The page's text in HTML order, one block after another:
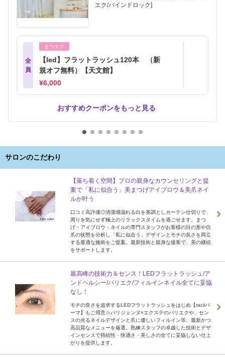
エク/バインドロック]
全
員
まつエク
【led】フラットラッシュ120本 （新
規オフ無料）【天文館】
¥6,000
おすすめクーポンをもっと見る
サロンのこだわり
【落ち着く空間】プロの親身なカウンセリングと提
案で「私に似合う」美まつげアイブロウ＆美爪ネイ
ルが叶う
口コミ高評価◎清潔感溢れる白を基調としカーテン仕切りで、
周りを気にせず極上のリラックスタイムを過ごせます。まつ
げ・アイブロウ・ネイルの専門スタッフがお客様の目の形や自
爪の状態を分析し「私に似合う」デザインとモチの良さを両立
する最適な施術をご提案。最新技術と親身な接客で、美の継続
をサポートします。
最高峰の技術力＆センス！LEDフラットラッシュ/ア
ンドヘルシー/パリエク/フィルインネイル全てに妥協
なし！
モチの良さを追求するLEDフラットラッシュをはじめ【racilパ
ーマ】もご用意☆パリジェンヌ×エクステのパリエクや、セン
スの光るネイルデザインと爪に優しいフィルイン等、最新かつ
高品質なメニューを厳選。熟練スタッフの卓越した技術とデザ
インセンスで持続性・快適さ・美しさの全てに妥協しない仕上
がりを提供します。